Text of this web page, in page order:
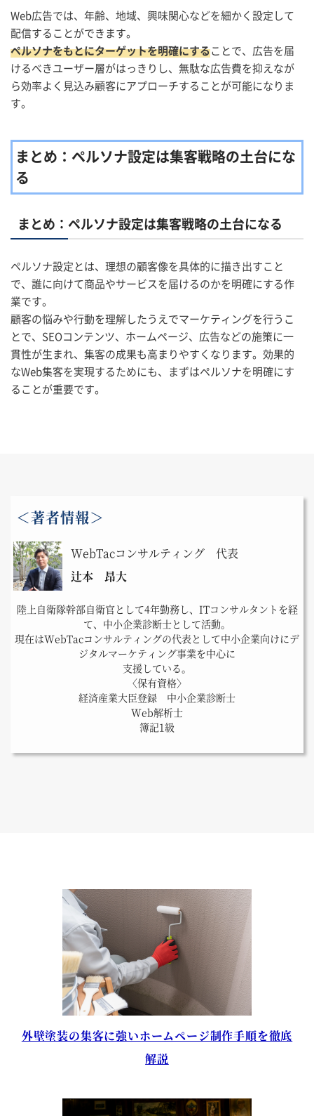
Web広告では、年齢、地域、興味関心などを細かく設定して
配信することができます。
ペルソナをもとにターゲットを明確にすることで、広告を届
けるべきユーザー層がはっきりし、無駄な広告費を抑えなが
ら効率よく見込み顧客にアプローチすることが可能になりま
す。
まとめ：ペルソナ設定は集客戦略の土台にな
る
まとめ：ペルソナ設定は集客戦略の土台になる
ペルソナ設定とは、理想の顧客像を具体的に描き出すこと
で、誰に向けて商品やサービスを届けるのかを明確にする作
業です。
顧客の悩みや行動を理解したうえでマーケティングを行うこ
とで、SEOコンテンツ、ホームページ、広告などの施策に一
貫性が生まれ、集客の成果も高まりやすくなります。効果的
なWeb集客を実現するためにも、まずはペルソナを明確にす
ることが重要です。
＜著者情報＞
WebTacコンサルティング 代表
辻本 昂大
陸上自衛隊幹部自衛官として4年勤務し、ITコンサルタントを経
て、中小企業診断士として活動。
現在はWebTacコンサルティングの代表として中小企業向けにデ
ジタルマーケティング事業を中心に
支援している。
〈保有資格〉
経済産業大臣登録 中小企業診断士
Web解析士
簿記1級
外壁塗装の集客に強いホームページ制作手順を徹底
解説